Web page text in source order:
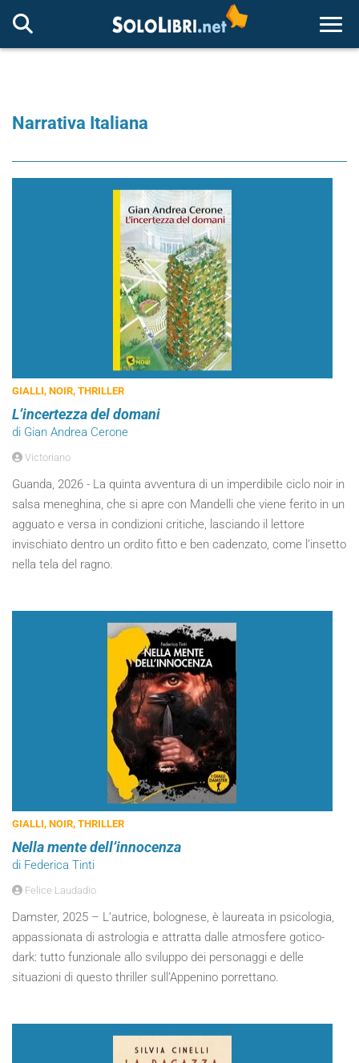
Narrativa Italiana
GIALLI, NOIR, THRILLER
L’incertezza del domani
di Gian Andrea Cerone
Victoriano
Guanda, 2026 - La quinta avventura di un imperdibile ciclo noir in
salsa meneghina, che si apre con Mandelli che viene ferito in un
agguato e versa in condizioni critiche, lasciando il lettore
invischiato dentro un ordito fitto e ben cadenzato, come l’insetto
nella tela del ragno.
GIALLI, NOIR, THRILLER
Nella mente dell’innocenza
di Federica Tinti
Felice Laudadio
Damster, 2025 – L’autrice, bolognese, è laureata in psicologia,
appassionata di astrologia e attratta dalle atmosfere gotico-
dark: tutto funzionale allo sviluppo dei personaggi e delle
situazioni di questo thriller sull’Appenino porrettano.